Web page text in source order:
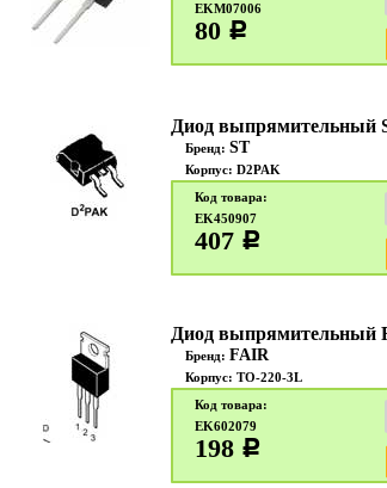
EKM07006
80 c
Диод выпрямительный
Бренд: ST
Корпус: D2PAK
Код товара:
EK450907
407 c
Диод выпрямительный
Бренд: FAIR
Корпус: TO-220-3L
Код товара:
EK602079
198 c